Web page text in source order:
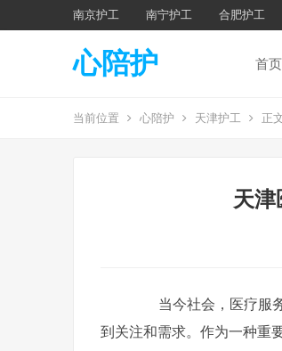
南京护工 南宁护工 合肥护工
心陪护 首页
当前位置 心陪护 天津护工 正
天
当今社会，医疗服务
到关注和需求。作为一种重